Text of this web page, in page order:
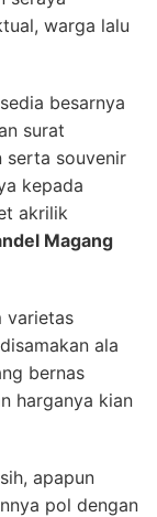
warga lalu
besarnya
surat
serta souvenir
kepada
akrilik
Magang
varietas
ala
bernas
harganya kian
apapun
pol dengan